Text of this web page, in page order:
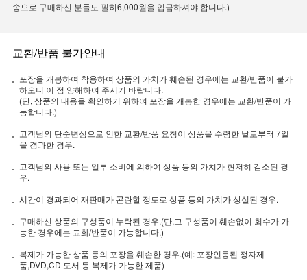
송으로 구매하신 분들도 필히6,000원을 입금하셔야 합니다.)
교환/반품 불가안내
포장을 개봉하여 착용하여 상품의 가치가 훼손된 경우에는 교환/반품이 불가
하오니 이 점 양해하여 주시기 바랍니다.
(단, 상품의 내용을 확인하기 위하여 포장을 개봉한 경우에는 교환/반품이 가
능합니다.)
고객님의 단순변심으로 인한 교환/반품 요청이 상품을 수령한 날로부터 7일
을 경과한 경우.
고객님의 사용 또는 일부 소비에 의하여 상품 등의 가치가 현저히 감소된 경
우.
시간이 경과되어 재판매가 곤란할 정도로 상품 등의 가치가 상실된 경우.
구매하신 상품의 구성품이 누락된 경우.(단,그 구성품이 훼손없이 회수가 가
능한 경우에는 교화/반품이 가능합니다.)
복제가 가능한 상품 등의 포장을 훼손한 경우.(예: 포장인등된 정자제
품,DVD,CD 도서 등 복제가 가능한 제품)